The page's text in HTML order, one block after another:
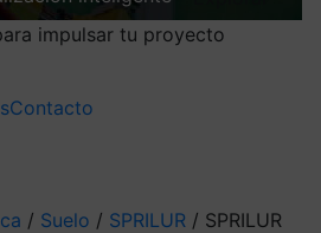
impulsar tu proyecto
Contacto
/ Suelo / SPRILUR / SPRILUR